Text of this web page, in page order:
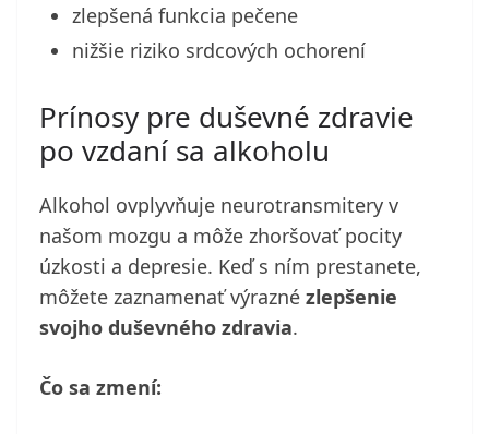
zlepšená funkcia pečene
nižšie riziko srdcových ochorení
Prínosy pre duševné zdravie
po vzdaní sa alkoholu
Alkohol ovplyvňuje neurotransmitery v
našom mozgu a môže zhoršovať pocity
úzkosti a depresie. Keď s ním prestanete,
môžete zaznamenať výrazné zlepšenie
svojho duševného zdravia.
Čo sa zmení: